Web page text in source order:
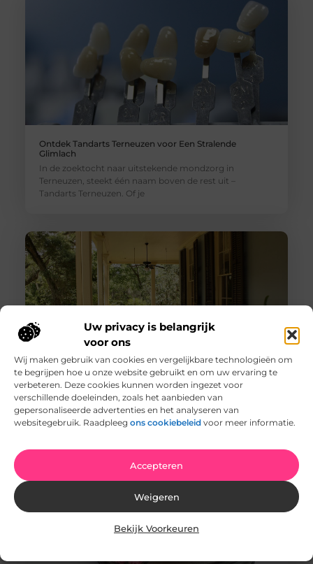
Uw privacy is belangrijk
voor ons
Wij maken gebruik van cookies en vergelijkbare technologieën om
te begrijpen hoe u onze website gebruikt en om uw ervaring te
verbeteren. Deze cookies kunnen worden ingezet voor
verschillende doeleinden, zoals het aanbieden van
gepersonaliseerde advertenties en het analyseren van
websitegebruik. Raadpleeg ons cookiebeleid voor meer informatie.
Accepteren
Weigeren
Bekijk Voorkeuren
Ontdek Tandarts Terneuzen voor Een Stralende
Glimlach
In de zoektocht naar uitstekende mondzorg in
Terneuzen, steekt één naam boven de rest uit –
Tandarts Terneuzen. Of je
Ontdek de onmisbare rol van Notaris Terneuzen in onze
gemeenschap
Inleiding tot Notaris Terneuzen Notaris Terneuzen is al
jarenlang een vertrouwde naam in de lokale
gemeenschap, maar wat maakt deze